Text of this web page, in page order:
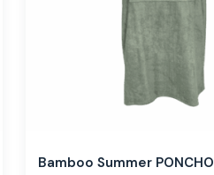
Bamboo Summer PONCHO